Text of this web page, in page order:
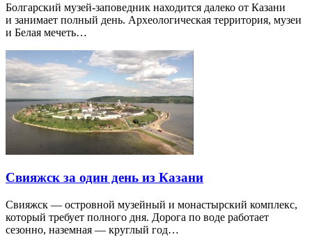
Болгарский музей-заповедник находится далеко от Казани
и занимает полный день. Археологическая территория, музеи
и Белая мечеть…
Свияжск за один день из Казани
Свияжск — островной музейный и монастырский комплекс,
который требует полного дня. Дорога по воде работает
сезонно, наземная — круглый год…